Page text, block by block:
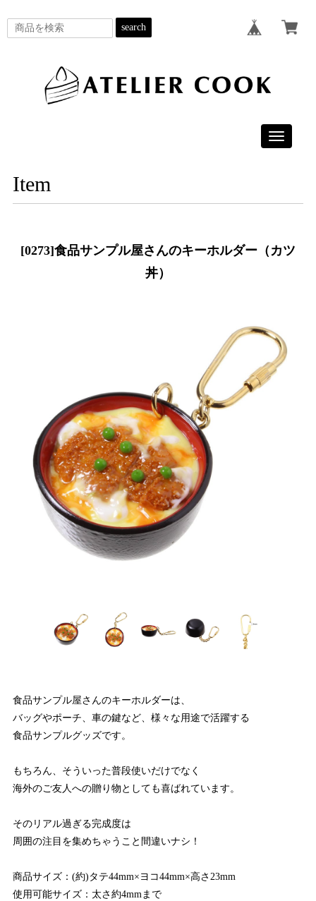
search
Toggle
Item
[0273]食品サンプル屋さんのキーホルダー（カツ
丼）
食品サンプル屋さんのキーホルダーは、
バッグやポーチ、車の鍵など、様々な用途で活躍する
食品サンプルグッズです。
もちろん、そういった普段使いだけでなく
海外のご友人への贈り物としても喜ばれています。
そのリアル過ぎる完成度は
周囲の注目を集めちゃうこと間違いナシ！
商品サイズ：(約)タテ44mm×ヨコ44mm×高さ23mm
使用可能サイズ：太さ約4mmまで